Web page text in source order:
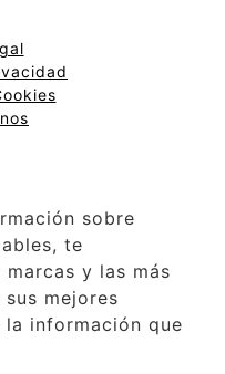
sobre
te
y las más
mejores
la información que